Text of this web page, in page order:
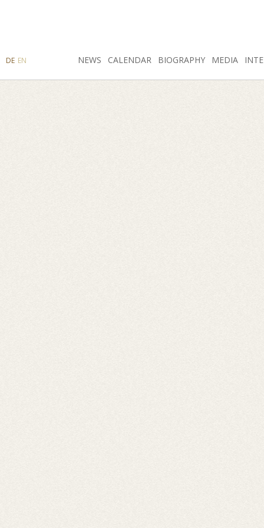
NEWS CALENDAR BIOGRAPHY MEDIA
FACEBOOK
INSTAGRAM
SEARCH
DE EN